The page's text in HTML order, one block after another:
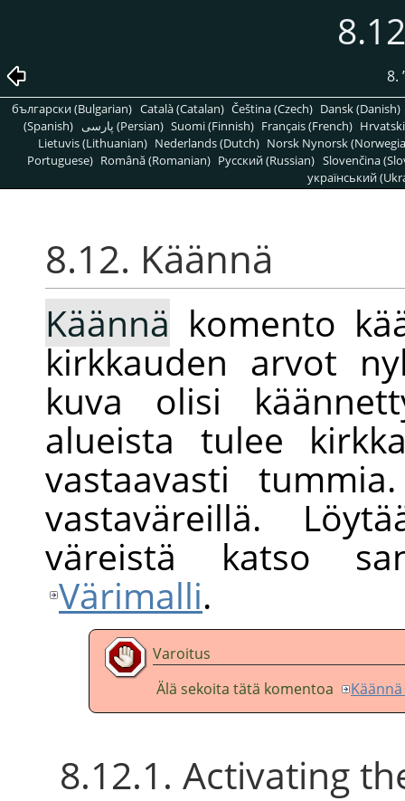
8.
български (Bulgarian) Català (Catalan) Čeština (Czech) Dansk (Danish)
(Spanish)
پارسی (Persian) Suomi (Finnish) Français (French)
Lietuvis (Lithuanian) Nederlands (Dutch) Norsk Nynorsk
Portuguese) Română (Romanian) Pусский (Russian) Slovenčina
український
8.12. Käännä
Käännä komento
kirkkauden arvot
kuva olisi
alueista tulee
vastaavasti
vastaväreillä.
väreistä katso
Värimalli.
Varoitus
Älä sekoita tätä komentoa
8.12.1. Activating